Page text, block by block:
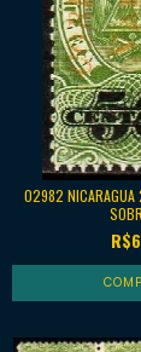
02982 NICARAGUA